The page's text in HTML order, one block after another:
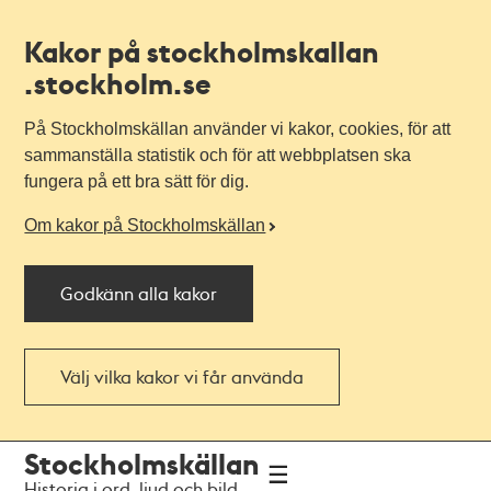
Kakor på stockholmskallan
.stockholm.se
På Stockholmskällan använder vi kakor, cookies, för att
sammanställa statistik och för att webbplatsen ska
fungera på ett bra sätt för dig.
Om kakor på Stockholmskällan
Godkänn alla kakor
Välj vilka kakor vi får använda
navigationen
huvudinnehållet
Stockholmskällan